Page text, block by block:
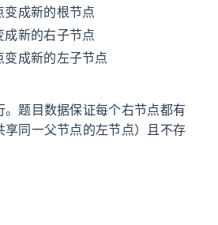
变成新的根节点
成新的右子节点
变成新的左子节点
。题目数据保证每个右节点都有
享同一父节点的左节点）且不存